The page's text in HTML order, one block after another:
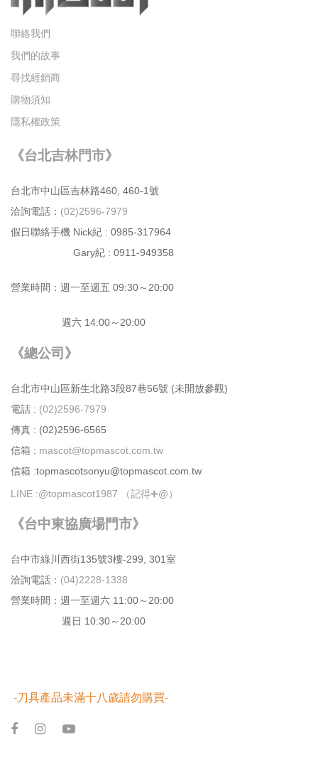
聯絡我們
我們的故事
尋找經銷商
購物須知
隱私權政策
《台北吉林門市》
台北市中⼭區吉林路460, 460-1號
洽詢電話： (02)2596-7979
假日聯絡手機 Nick紀 : 0985-317964
Gary紀 : 0911-949358
營業時間：週⼀⾄週五 09:30～20:00
週六 14:00～20:00
《總公司》
台北市中⼭區新⽣北路3段87巷56號 (未開放參觀)
電話 : (02)2596-7979
傳真 : (02)2596-6565
信箱 : mascot@topmascot.com.tw
信箱 :topmascotsonyu@topmascot.com.tw
LINE :@topmascot1987 （記得➕@）
《台中東協廣場門市》
台中市綠川⻄街135號3樓-299, 301室
洽詢電話： (04)2228-1338
營業時間：週⼀⾄週六 11:00～20:00
週日 10:30～20:00
-刀具產品未滿十八歲請勿購買-